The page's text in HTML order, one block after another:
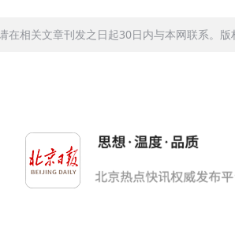
在相关文章刊发之日起30日内与本网联系。